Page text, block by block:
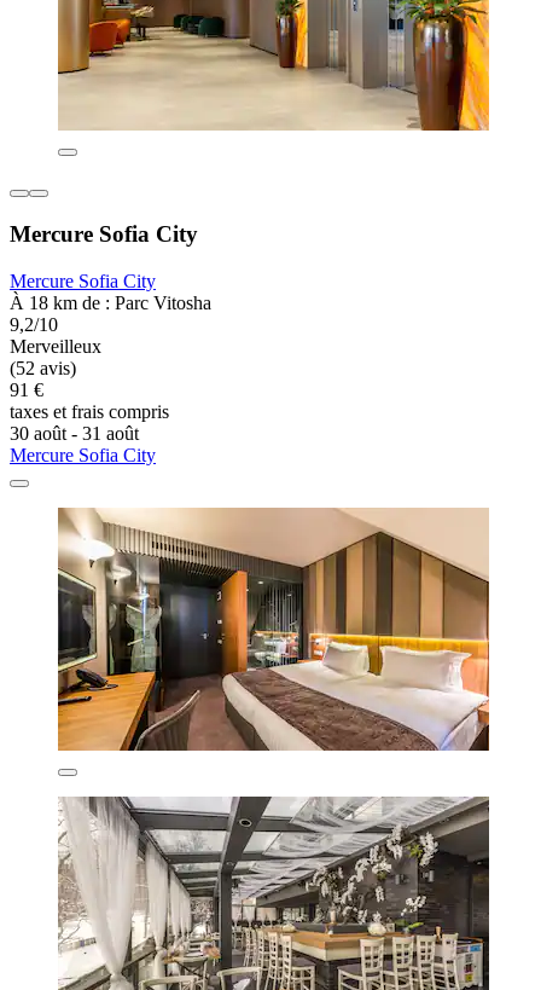
Mercure Sofia City
Mercure Sofia City
À 18 km de : Parc Vitosha
9,2/10
Merveilleux
(52 avis)
91 €
taxes et frais compris
30 août - 31 août
Mercure Sofia City